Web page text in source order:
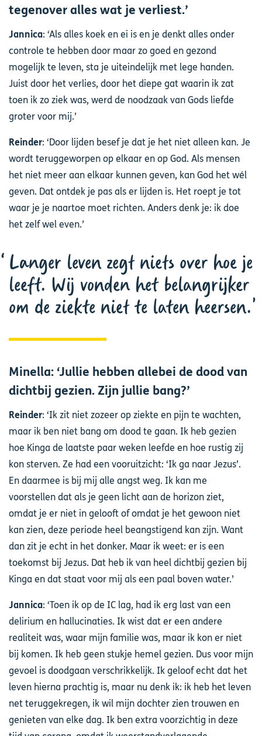
tegenover alles wat je verliest.’
Jannica: ‘Als alles koek en ei is en je denkt alles onder
controle te hebben door maar zo goed en gezond
mogelijk te leven, sta je uiteindelijk met lege handen.
Juist door het verlies, door het diepe gat waarin ik zat
toen ik zo ziek was, werd de noodzaak van Gods liefde
groter voor mij.’
Reinder: ‘Door lijden besef je dat je het niet alleen kan. Je
wordt teruggeworpen op elkaar en op God. Als mensen
het niet meer aan elkaar kunnen geven, kan God het wél
geven. Dat ontdek je pas als er lijden is. Het roept je tot
waar je je naartoe moet richten. Anders denk je: ik doe
het zelf wel even.’
Langer leven zegt niets over hoe je
leeft. Wij vonden het belangrijker
om de ziekte niet te laten heersen.
Minella: ‘Jullie hebben allebei de dood van
dichtbij gezien. Zijn jullie bang?’
Reinder: ‘Ik zit niet zozeer op ziekte en pijn te wachten,
maar ik ben niet bang om dood te gaan. Ik heb gezien
hoe Kinga de laatste paar weken leefde en hoe rustig zij
kon sterven. Ze had een vooruitzicht: ‘Ik ga naar Jezus’.
En daarmee is bij mij alle angst weg. Ik kan me
voorstellen dat als je geen licht aan de horizon ziet,
omdat je er niet in gelooft of omdat je het gewoon niet
kan zien, deze periode heel beangstigend kan zijn. Want
dan zit je echt in het donker. Maar ik weet: er is een
toekomst bij Jezus. Dat heb ik van heel dichtbij gezien bij
Kinga en dat staat voor mij als een paal boven water.’
Jannica: ‘Toen ik op de IC lag, had ik erg last van een
delirium en hallucinaties. Ik wist dat er een andere
realiteit was, waar mijn familie was, maar ik kon er niet
bij komen. Ik heb geen stukje hemel gezien. Dus voor mijn
gevoel is doodgaan verschrikkelijk. Ik geloof echt dat het
leven hierna prachtig is, maar nu denk ik: ik heb het leven
net teruggekregen, ik wil mijn dochter zien trouwen en
genieten van elke dag. Ik ben extra voorzichtig in deze